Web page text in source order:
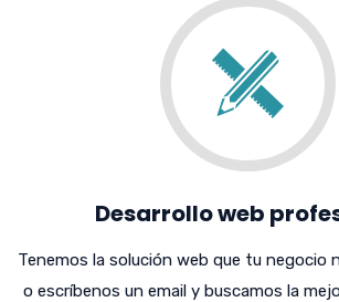
Desarrollo web
Tenemos la solución web que tu negocio
o escríbenos un email y buscamos la